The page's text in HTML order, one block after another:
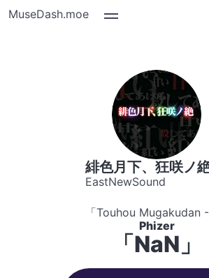
MuseDash.moe
緋色月下、狂咲ノ
EastNewSound
「Touhou Mugakudan -
Phizer
「NaN」